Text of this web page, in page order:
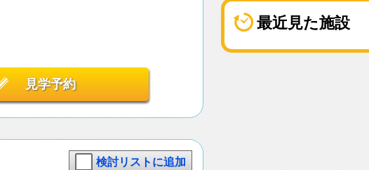
見学予約
検討リストに追加
最近見た施設